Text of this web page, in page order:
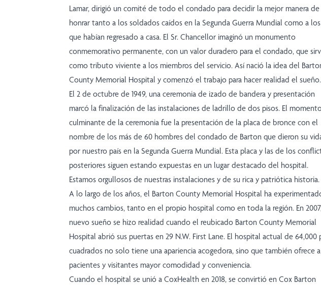
Lamar, dirigió un comité de todo el condado para decidir la mejor manera de
honrar tanto a los soldados caídos en la Segunda Guerra Mundial como a los
que habían regresado a casa. El Sr. Chancellor imaginó un monumento
conmemorativo permanente, con un valor duradero para el condado, que
como tributo viviente a los miembros del servicio. Así nació la idea del
County Memorial Hospital y comenzó el trabajo para hacer realidad el sueño.
El 2 de octubre de 1949, una ceremonia de izado de bandera y presentación
marcó la finalización de las instalaciones de ladrillo de dos pisos. El
culminante de la ceremonia fue la presentación de la placa de bronce con el
nombre de los más de 60 hombres del condado de Barton que dieron su
por nuestro país en la Segunda Guerra Mundial. Esta placa y las de los
posteriores siguen estando expuestas en un lugar destacado del hospital.
Estamos orgullosos de nuestras instalaciones y de su rica y patriótica historia.
A lo largo de los años, el Barton County Memorial Hospital ha
muchos cambios, tanto en el propio hospital como en toda la región. En
nuevo sueño se hizo realidad cuando el reubicado Barton County Memorial
Hospital abrió sus puertas en 29 N.W. First Lane. El hospital actual de 64,000
cuadrados no solo tiene una apariencia acogedora, sino que también ofrece
pacientes y visitantes mayor comodidad y conveniencia.
Cuando el hospital se unió a CoxHealth en 2018, se convirtió en Cox Barton